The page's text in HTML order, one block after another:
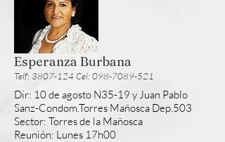
Esperanza Burbana
Telf: 3807-124 Cel: 098-7089-521
Dir: 10 de agosto N35-19 y Juan Pablo
Sanz-Condom.Torres Mañosca Dep.503
Sector: Torres de la Mañosca
Reunión: Lunes 17h00